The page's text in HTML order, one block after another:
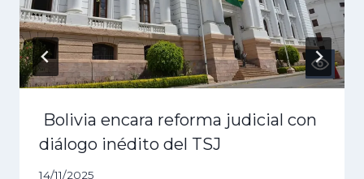
Bolivia encara reforma judicial con
diálogo inédito del TSJ
14/11/2025